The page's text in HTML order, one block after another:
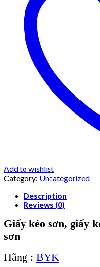
Add to wishlist
Category: Uncategorized
Description
Reviews (0)
Giấy kéo sơn, giấy
sơn
Hãng : BYK